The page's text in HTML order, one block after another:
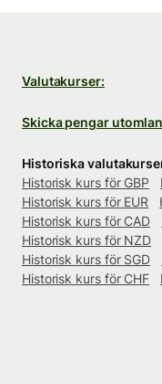
Valutakurser:
Skicka pengar
Historiska
Historisk kurs för GBP
Historisk kurs för EUR
Historisk kurs för CAD
Historisk kurs för NZD
Historisk kurs för SGD
Historisk kurs för CHF